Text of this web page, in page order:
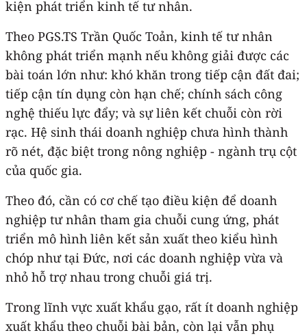
kiện phát triển kinh tế tư nhân.
Theo PGS.TS Trần Quốc Toản, kinh tế tư nhân
không phát triển mạnh nếu không giải được các
bài toán lớn như: khó khăn trong tiếp cận đất đai;
tiếp cận tín dụng còn hạn chế; chính sách công
nghệ thiếu lực đẩy; và sự liên kết chuỗi còn rời
rạc. Hệ sinh thái doanh nghiệp chưa hình thành
rõ nét, đặc biệt trong nông nghiệp - ngành trụ cột
của quốc gia.
Theo đó, cần có cơ chế tạo điều kiện để doanh
nghiệp tư nhân tham gia chuỗi cung ứng, phát
triển mô hình liên kết sản xuất theo kiểu hình
chóp như tại Đức, nơi các doanh nghiệp vừa và
nhỏ hỗ trợ nhau trong chuỗi giá trị.
Trong lĩnh vực xuất khẩu gạo, rất ít doanh nghiệp
xuất khẩu theo chuỗi bài bản, còn lại vẫn phụ